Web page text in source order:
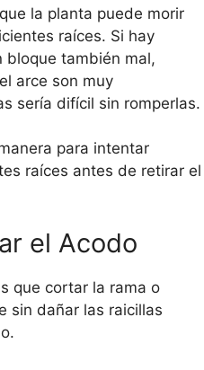
la planta puede morir
raíces. Si hay
bloque también mal,
arce son muy
sería difícil sin romperlas.
para intentar
raíces antes de retirar el
Acodo
que cortar la rama o
sin dañar las raicillas